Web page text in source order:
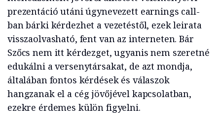
prezentáció utáni úgynevezett earnings call-
ban bárki kérdezhet a vezetéstől, ezek leirata
visszaolvasható, fent van az interneten. Bár
Szőcs nem itt kérdezget, ugyanis nem szeretné
edukálni a versenytársakat, de azt mondja,
általában fontos kérdések és válaszok
hangzanak el a cég jövőjével kapcsolatban,
ezekre érdemes külön figyelni.